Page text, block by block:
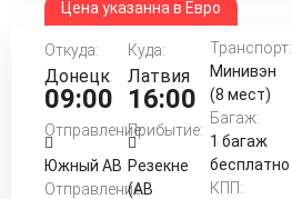
Цена указанна в Евро
Откуда:
Донецк
09:00
Отправление:
Южный АВ
Отправление:
Куда:
Латвия
16:00
Прибытие:
Резекне
(АВ
Транспорт:
Минивэн
(8 мест)
Багаж:
1 багаж
бесплатно
КПП: